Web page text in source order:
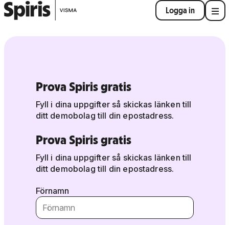
Logga in
Prova Spiris gratis
Fyll i dina uppgifter så skickas länken till
ditt demobolag till din epostadress.
Prova Spiris gratis
Fyll i dina uppgifter så skickas länken till
ditt demobolag till din epostadress.
Förnamn